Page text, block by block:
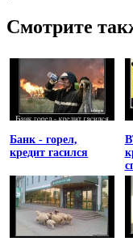
Смотрите
Банк - горел,
кредит гасился